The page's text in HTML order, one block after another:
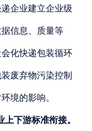
企业建立企业级
信息、质量等
化快递包装循环
废弃物污染控制
境的影响。
上下游标准衔接。